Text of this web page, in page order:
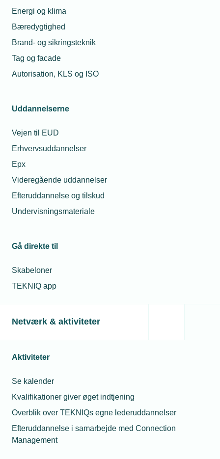
Energi og klima
Bæredygtighed
Brand- og sikringsteknik
Tag og facade
Autorisation, KLS og ISO
Uddannelserne
Vejen til EUD
Erhvervsuddannelser
Epx
Videregående uddannelser
Efteruddannelse og tilskud
Undervisningsmateriale
Gå direkte til
Skabeloner
TEKNIQ app
Netværk & aktiviteter
Aktiviteter
Se kalender
Kvalifikationer giver øget indtjening
Overblik over TEKNIQs egne lederuddannelser
Efteruddannelse i samarbejde med Connection
Management